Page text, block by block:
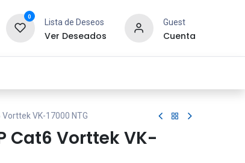
0
Lista de Deseos
Ver Deseados
Guest
Cuenta
VK-17000 NTG
Cat6 Vorttek VK-